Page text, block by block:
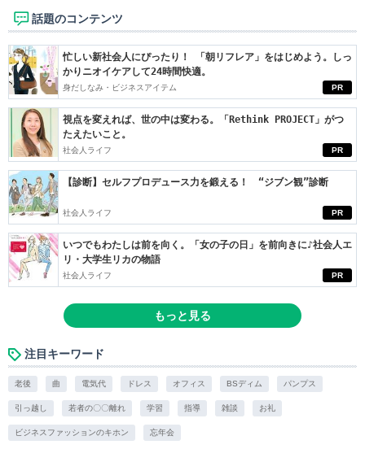
話題のコンテンツ
PR
忙しい新社会人にぴったり！ 「朝リフレア」をはじめよう。しっ
かりニオイケアして24時間快適。
身だしなみ・ビジネスアイテム
PR
視点を変えれば、世の中は変わる。「Rethink PROJECT」がつ
たえたいこと。
社会人ライフ
PR
【診断】セルフプロデュース力を鍛える！ “ジブン観”診断
社会人ライフ
PR
いつでもわたしは前を向く。「女の子の日」を前向きに♪社会人エ
リ・大学生リカの物語
社会人ライフ
もっと見る
注目キーワード
老後 曲 電気代 ドレス オフィス BSディム パンプス
引っ越し 若者の〇〇離れ 学習 指導 雑談 お礼
ビジネスファッションのキホン 忘年会